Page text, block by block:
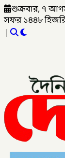
শুক্রবার, ৭
সফর ১৪৪৮
|